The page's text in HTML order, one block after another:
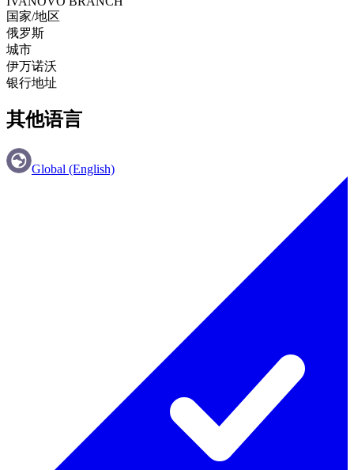
国家/地区
俄罗斯
城市
伊万诺沃
银行地址
其他语言
Global (English)